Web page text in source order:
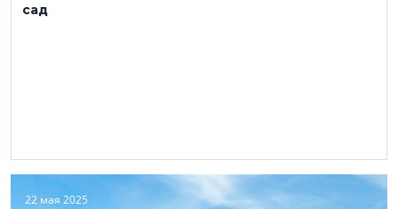
сад
22 мая 2025